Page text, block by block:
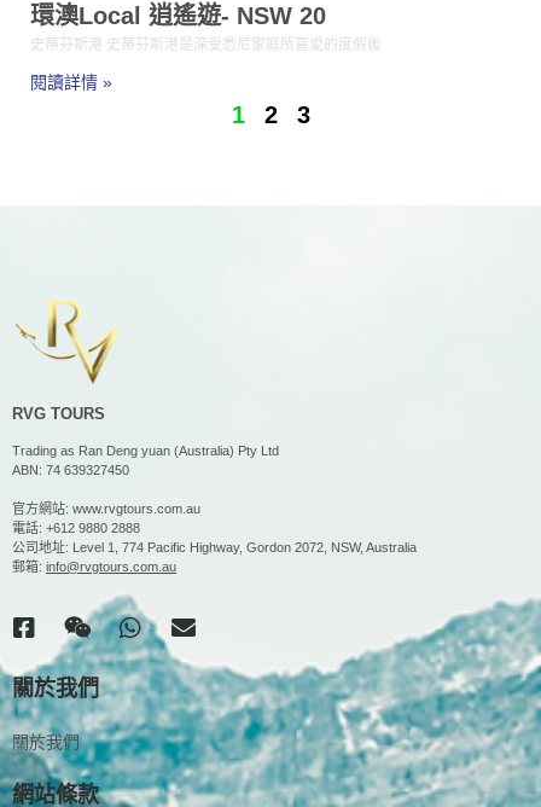
環澳Local 逍遙遊- NSW 20
史蒂芬斯港 史蒂芬斯港是深受悉尼家庭所喜愛的度假後
閱讀詳情 »
1 2 3
RVG TOURS
Trading as Ran Deng yuan (Australia) Pty Ltd
ABN: 74 639327450
官方網站: www.rvgtours.com.au
電話: +612 9880 2888
公司地址: Level 1, 774 Pacific Highway, Gordon 2072, NSW, Australia
郵箱: info@rvgtours.com.au
關於我們
關於我們
網站條款